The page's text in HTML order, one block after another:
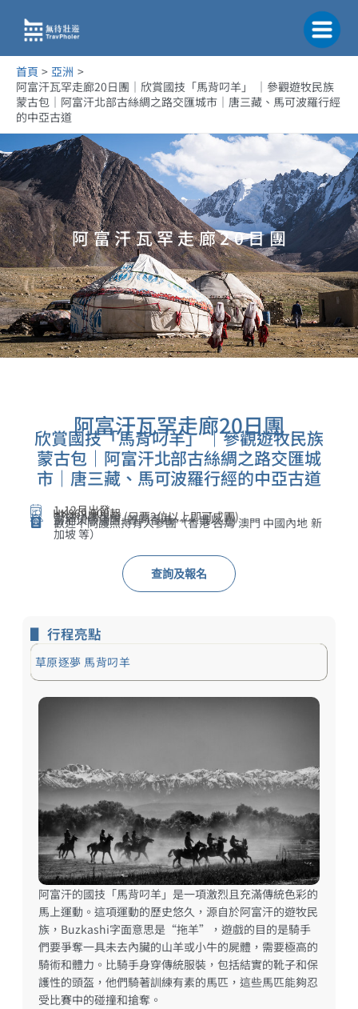
要
首頁
亞洲
阿富汗瓦罕走廊20日團｜欣賞國技「馬背叼羊」 ｜參觀遊牧民族
蒙古包｜阿富汗北部古絲綢之路交匯城市｜唐三藏、馬可波羅行經
的中亞古道
阿 富 汗 瓦 罕 走 廊 2 0 日 團
阿富汗瓦罕走廊20日團
欣賞國技「馬背叼羊」 ｜參觀遊牧民族
蒙古包｜阿富汗北部古絲綢之路交匯城
市｜唐三藏、馬可波羅行經的中亞古道
1-12月出發
HK$69,900起
舒適小團出發 (只要2位以上即可成團)
當地頂級酒店 (等同香港⭐⭐⭐ 或以上)
歡迎不同護照持有人參團（香港 台灣 澳門 中國內地 新
加坡 等）
查詢及報名
▋ 行程亮點
草原逐夢 馬背叼羊​
阿富汗的國技「馬背叼羊」是一項激烈且充滿傳統色彩的
馬上運動。這項運動的歷史悠久，源自於阿富汗的遊牧民
族，Buzkashi字面意思是“拖羊”，遊戲的目的是騎手
們要爭奪一具未去內臟的山羊或小牛的屍體，需要極高的
騎術和體力。比騎手身穿傳統服裝，包括結實的靴子和保
護性的頭盔，他們騎著訓練有素的馬匹，這些馬匹能夠忍
受比賽中的碰撞和搶奪。